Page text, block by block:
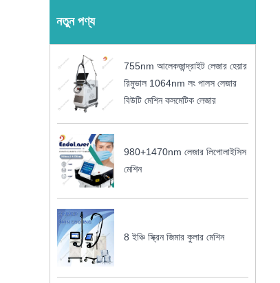
নতুন পণ্য
755nm আলেকজান্দ্রাইট লেজার হেয়ার
রিমুভাল 1064nm লং পালস লেজার
বিউটি মেশিন কসমেটিক লেজার
980+1470nm লেজার লিপোলাইসিস
মেশিন
8 ইঞ্চি স্ক্রিন জিমার কুলার মেশিন